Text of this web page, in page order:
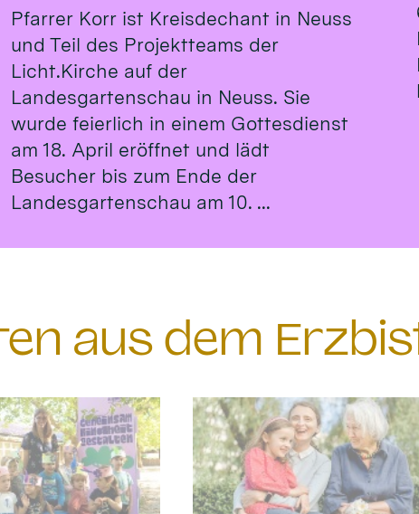
Pfarrer Korr ist Kreisdechant in Neuss
und Teil des Projektteams der
Licht.Kirche auf der
Landesgartenschau in Neuss. Sie
wurde feierlich in einem Gottesdienst
am 18. April eröffnet und lädt
Besucher bis zum Ende der
Landesgartenschau am 10. ...
aus dem